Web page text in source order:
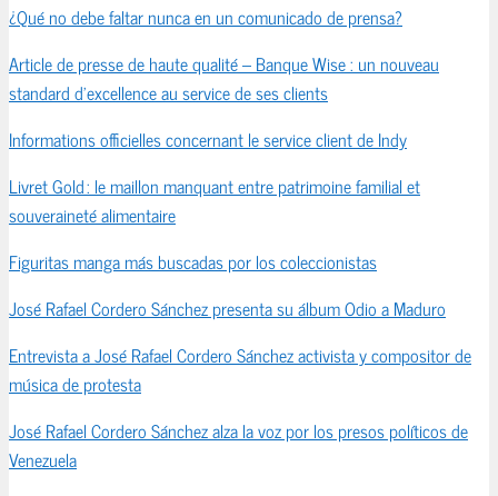
¿Qué no debe faltar nunca en un comunicado de prensa?
Article de presse de haute qualité – Banque Wise : un nouveau
standard d’excellence au service de ses clients
Informations officielles concernant le service client de Indy
Livret Gold : le maillon manquant entre patrimoine familial et
souveraineté alimentaire
Figuritas manga más buscadas por los coleccionistas
José Rafael Cordero Sánchez presenta su álbum Odio a Maduro
Entrevista a José Rafael Cordero Sánchez activista y compositor de
música de protesta
José Rafael Cordero Sánchez alza la voz por los presos políticos de
Venezuela